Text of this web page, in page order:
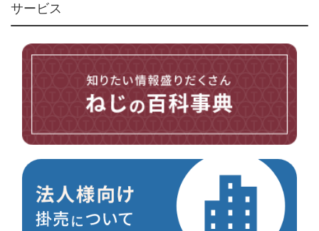
アンカー・プラグ
ユニファイねじ
その他ねじ
電材・設備
切削工具
サービス